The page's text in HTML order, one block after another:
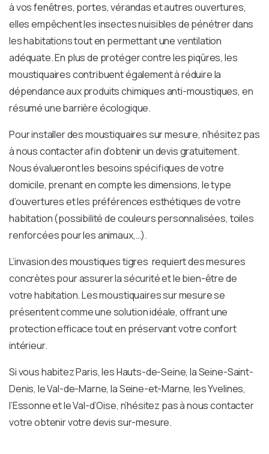
à vosfenêtres, portes, vérandas et autres ouvertures,
elles empêchent les insectes nuisibles de pénétrer dans
les habitations tout en permettant une ventilation
adéquate. En plus de protéger contre les piqûres, les
moustiquaires contribuent également à réduire la
dépendance aux produits chimiques anti-moustiques, en
résumé une barrière écologique.
Pour installer des moustiquaires sur mesure, n’hésitez pas
à nouscontacterafin d’obtenir un devis gratuitement.
Nous évalueront les besoins spécifiques de votre
domicile, prenant en compte les dimensions, le type
d’ouvertures et les préférences esthétiques de votre
habitation (possibilité de couleurs personnalisées, toiles
renforcées pour les animaux,…).
L’invasion des moustiques tigres requiert des mesures
concrètes pour assurer la sécurité et le bien-être de
votre habitation. Les moustiquaires sur mesure se
présentent comme une solution idéale, offrant une
protection efficace tout en préservant votre confort
intérieur.
Si vous habitez Paris, les Hauts-de-Seine, la Seine-Saint-
Denis, le Val-de-Marne, la Seine-et-Marne, les Yvelines,
l’Essonne et le Val-d’Oise, n’hésitez pas à nous contacter
votre obtenir votre devis sur-mesure.